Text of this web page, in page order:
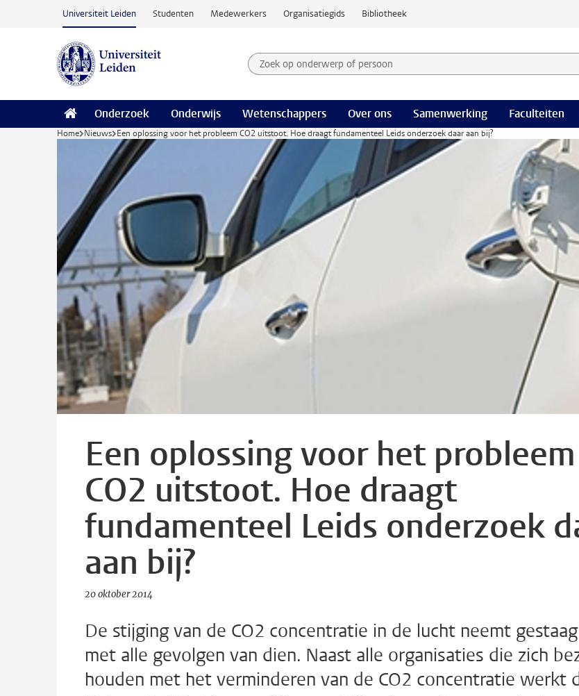
Ga naar hoofdinhoud
Universiteit Leiden Studenten Medewerkers Organisatiegids Bibliotheek
Zoek op onderwerp of persoon en selecteer categorie
Zoekterm
Onderzoek Onderwijs Wetenschappers Over ons Samenwerking Faculteiten
Home Nieuws Een oplossing voor het probleem CO2 uitstoot. Hoe draagt fundamenteel Leids onderzoek daar aan bij?
Een oplossing voor het probleem
CO2 uitstoot. Hoe draagt
fundamenteel Leids onderzoek
aan bij?
20 oktober 2014
De stijging van de CO2 concentratie in de lucht neemt
met alle gevolgen van dien. Naast alle organisaties die zich
houden met het verminderen van de CO2 concentratie werkt